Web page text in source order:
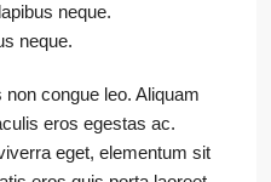
neque.
neque.
congue leo. Aliquam
eros egestas ac.
eget, elementum sit